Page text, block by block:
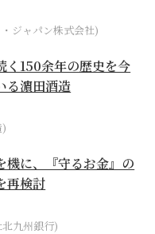
ジャパン株式会社)
く150余年の歴史を今
る濵田酒造
機に、『守るお金』の
再検討
九州銀行)